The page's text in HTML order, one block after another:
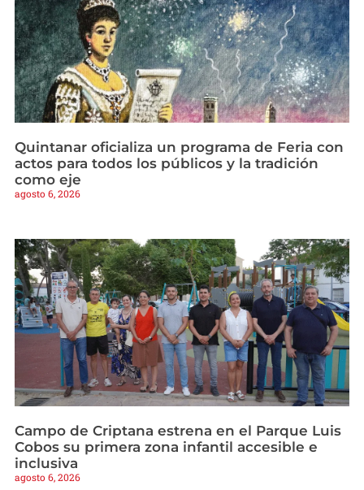
Quintanar oficializa un programa de Feria con
actos para todos los públicos y la tradición
como eje
agosto 6, 2026
Campo de Criptana estrena en el Parque Luis
Cobos su primera zona infantil accesible e
inclusiva
agosto 6, 2026